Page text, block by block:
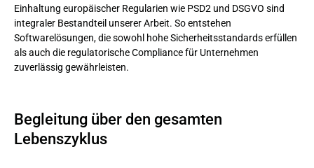
Einhaltung europäischer Regularien wie PSD2 und DSGVO sind
integraler Bestandteil unserer Arbeit. So entstehen
Softwarelösungen, die sowohl hohe Sicherheitsstandards erfüllen
als auch die regulatorische Compliance für Unternehmen
zuverlässig gewährleisten.
Begleitung über den gesamten
Lebenszyklus